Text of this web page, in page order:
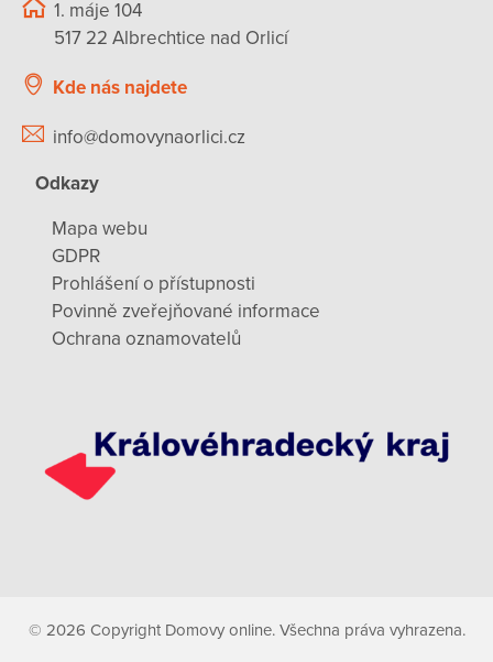
1. máje 104
517 22 Albrechtice nad Orlicí
Kde nás najdete
info@domovynaorlici.cz
Odkazy
Mapa webu
GDPR
Prohlášení o přístupnosti
Povinně zveřejňované informace
Ochrana oznamovatelů
© 2026 Copyright Domovy online. Všechna práva vyhrazena.